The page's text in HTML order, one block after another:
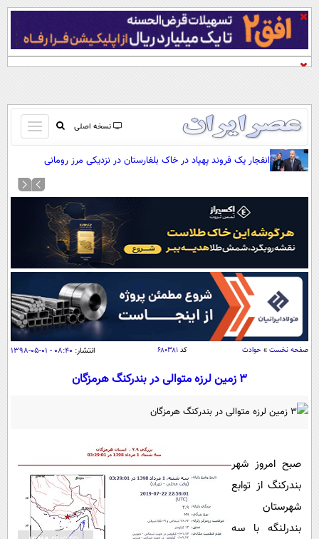
نسخه اصلی
باز
و
کردن
منو
صفحه اول
آرشیو
نظرسنجی
آب و هوا
اوقات شرعی
سواد زندگی
اقتصاد
جامعه
سلامت
یک برش دانایی
محیط زیست
سفر و تفریح
سیاست خارجی
فرهنگ و هنر
علم و دانش
فناوری و It
علمی
قرآن
گوناگون
انفجار یک فروند پهپاد در خاک بلغارستان در نزدیکی مرز رومانی
صفحه نخست » حوادث کد۶۸۰۳۸۱ انتشار: ۰۸:۴۰ - ۰۱-۰۵-۱۳۹۸
3 زمین لرزه متوالی در بندرکنگ هرمزگان
صبح امروز شهر
بندرکنگ از توابع
شهرستان
بندرلنگه با سه